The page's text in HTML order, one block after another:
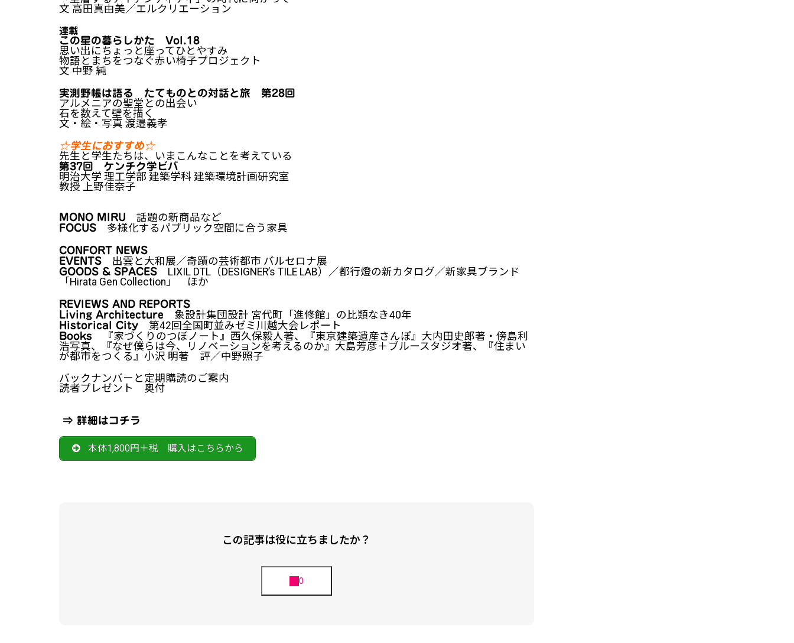
文 高田真由美／エルクリエーション
連載
この星の暮らしかた Vol.18
思い出にちょっと座ってひとやすみ
物語とまちをつなぐ赤い椅子プロジェクト
文 中野 純
実測野帳は語る たてものとの対話と旅 第28回
アルメニアの聖堂との出会い
石を数えて壁を描く
文・絵・写真 渡邉義孝
☆学生におすすめ☆
先生と学生たちは、いまこんなことを考えている
第37回 ケンチク学ビバ
明治大学 理工学部 建築学科 建築環境計画研究室
教授 上野佳奈子
MONO MIRU 話題の新商品など
FOCUS 多様化するパブリック空間に合う家具
CONFORT NEWS
EVENTS 出雲と大和展／奇蹟の芸術都市 バルセロナ展
GOODS & SPACES
LIXIL DTL（DESIGNER’s TILE LAB）／都行燈の新カタログ／新家具ブランド
「Hirata Gen Collection」 ほか
REVIEWS AND REPORTS
Living Architecture 象設計集団設計 宮代町「進修館」の比類なき40年
Historical City 第42回全国町並みゼミ川越大会レポート
Books
『家づくりのつぼノート』西久保毅人著、『東京建築遺産さんぽ』大内田史郎著・傍島利
浩写真、『なぜ僕らは今、リノベーションを考えるのか』大島芳彦＋ブルースタジオ著、『住まい
が都市をつくる』小沢 明著 評／中野照子
バックナンバーと定期購読のご案内
読者プレゼント 奥付
⇒ 詳細はコチラ
本体1,800円＋税 購入はこちらから
この記事は役に立ちましたか？